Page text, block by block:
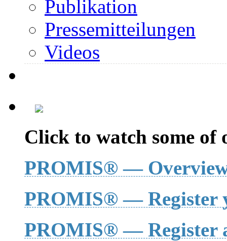
Publikation
Pressemitteilungen
Videos
Click to watch some of
PROMIS® —
PROMIS® — Register
PROMIS® — Register